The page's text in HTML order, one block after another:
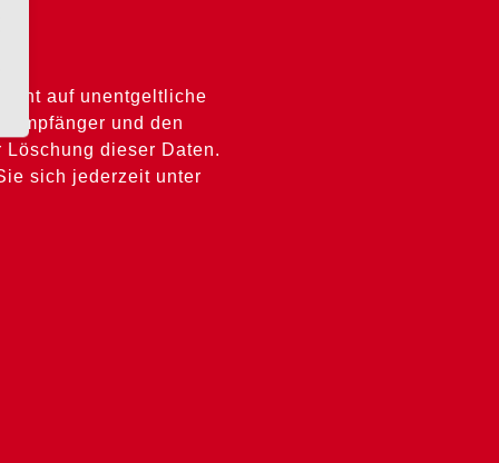
auf unentgeltliche
und den
dieser Daten.
sich jederzeit unter